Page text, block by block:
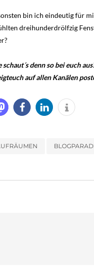
bin ich eindeutig für
dreihunderdrölfzig
schaut´s denn so bei euch
auf allen Kanälen